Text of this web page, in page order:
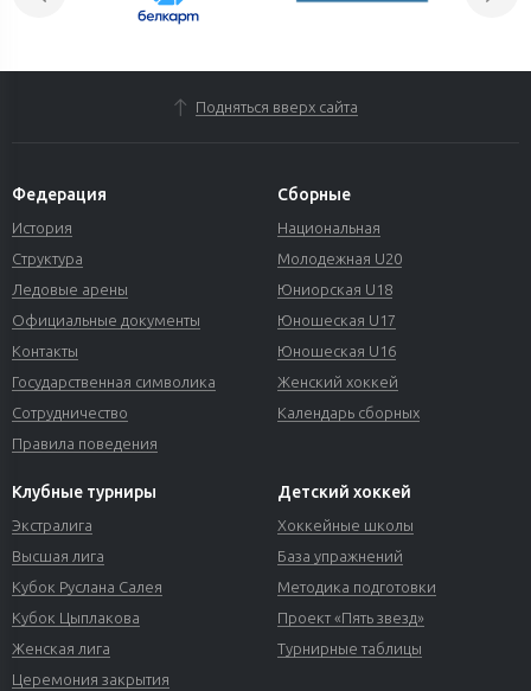
Подняться вверх сайта
Федерация
История
Структура
Ледовые арены
Официальные документы
Контакты
Государственная символика
Сотрудничество
Правила поведения
Сборные
Национальная
Молодежная U20
Юниорская U18
Юношеская U17
Юношеская U16
Женский хоккей
Календарь сборных
Клубные турниры
Экстралига
Высшая лига
Кубок Руслана Салея
Кубок Цыплакова
Женская лига
Церемония закрытия
Детский хоккей
Хоккейные школы
База упражнений
Методика подготовки
Проект «Пять звезд»
Турнирные таблицы